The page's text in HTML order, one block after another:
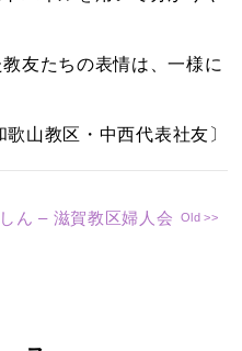
友たちの表情は、一様に
歌山教区・中西代表社友〕
ん – 滋賀教区婦人会